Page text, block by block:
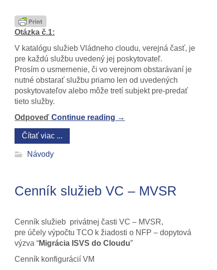
Otázka č.1:
V katalógu služieb Vládneho cloudu, verejná časť, je
pre každú službu uvedený jej poskytovateľ.
Prosím o usmernenie, či vo verejnom obstarávaní je
nutné obstarať službu priamo len od uvedených
poskytovateľov alebo môže tretí subjekt pre-predať
tieto služby.
Odpoveď Continue reading →
Čítať viac ...
Návody
Cenník služieb VC – MVSR
Cenník služieb privátnej časti VC – MVSR,
pre účely výpočtu TCO k žiadosti o NFP – dopytová
výzva “Migrácia ISVS do Cloudu”
Cenník konfigurácií VM